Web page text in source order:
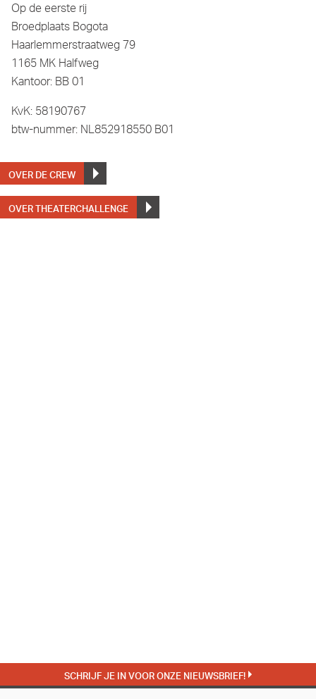
Op de eerste rij
Broedplaats Bogota
Haarlemmerstraatweg 79
1165 MK Halfweg
Kantoor: BB 01
KvK: 58190767
btw-nummer: NL852918550 B01
OVER DE CREW
OVER THEATERCHALLENGE
SCHRIJF JE IN VOOR ONZE NIEUWSBRIEF!